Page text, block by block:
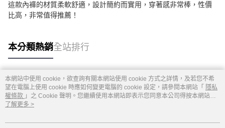
這款內褲的材質柔軟舒適，設計簡約而實用，穿著感非常棒，性價
比高，非常值得推薦！
本分類熱銷全站排行
熱門標籤
本網站中使用 cookie，欲查詢有關本網站使用 cookie 方式之詳情，及若您不希
望在電腦上使用 cookie 時應如何變更電腦的 cookie 設定，請參閱本網站「 隱私
權條款 」之 Cookie 聲明。您繼續使用本網站即表示您同意本公司得按本網站使
用條款之 Cookie 聲明使用 cookie。
了解更多 >